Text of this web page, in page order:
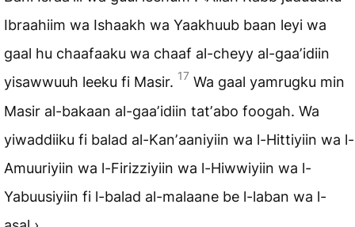
Ibraahiim wa Ishaakh wa Yaakhuub baan leyi wa
gaal hu chaafaaku wa chaaf al-cheyy al-gaaʼidiin
yisawwuuh leeku fi Masir. 17 Wa gaal yamrugku min
Masir al-bakaan al-gaaʼidiin tatʼabo foogah. Wa
yiwaddiiku fi balad al-Kanʼaaniyiin wa l-Hittiyiin wa l-
Amuuriyiin wa l-Firizziyiin wa l-Hiwwiyiin wa l-
Yabuusiyiin fi l-balad al-malaane be l-laban wa l-